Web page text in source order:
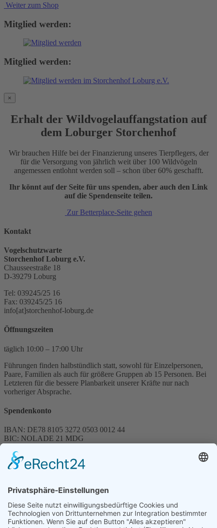
Weiter zum Shop
Mitglied werden:
Mitglied werden:
×
Erhalt der Wildvogelauffangstation auf
dem Loburger Storchenhof
Wir brauchen Hilfe bei der Finanzierung unseres Tierpflegers, der
für die Versorgung von jährlich weit über 100 Wildvögeln
angemessen entlohnt werden soll – schon über 60% geschafft.
Ihr könnt auf der Seite für uns spenden, aber auch den Link
auf die Spendenseite teilen.
Zur Betterplace-Seite gehen
Kontakt
Vogelschutzwarte
Storchenhof Loburg e.V.
Chausseestraße 18
D-39279 Loburg
Tel: 039245/25 16
Fax: 039245/25 16
info[at]storchenhof-loburg.de
Öffnungszeiten
täglich 10:00 – 17:00 Uhr
Führungen finden halbstündlich statt, sowohl für Einzelpersonen,
Paare, Familien als auch für größere Gruppen ab 15 Personen. Bei
Letzteren für die bessere Planbarkeit unserer Kräfte nur nach
vorheriger Absprache.
Spendenkonto
IBAN: DE78 8105 3272 0503 0012 44
BIC: NOLADE 21 MDG
Spenden können steuerlich abgesetzt werden
Förderung